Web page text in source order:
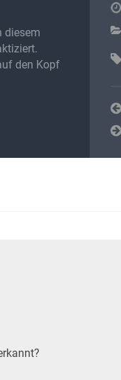
diesem
den Kopf